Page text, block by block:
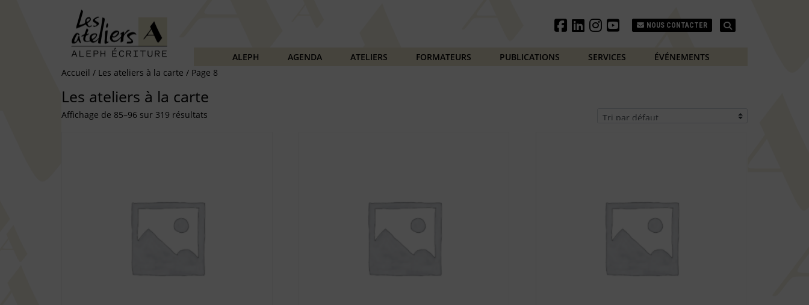
NOUS CONTACTER
ALEPH AGENDA ATELIERS FORMATEURS PUBLICATIONS SERVICES
ÉVÉNEMENTS
Accueil / Les ateliers à la carte / Page 8
Les ateliers à la carte
Affichage de 85–96 sur 319 résultats